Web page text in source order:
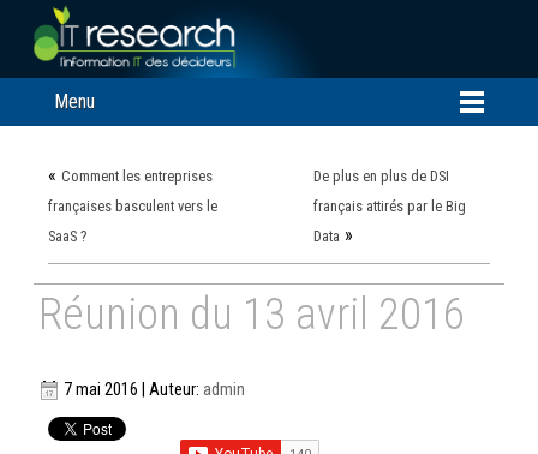
Menu
« Comment les entreprises
françaises basculent vers le
SaaS ?
De plus en plus de DSI
français attirés par le Big
Data »
Réunion du 13 avril 2016
7 mai 2016 | Auteur:admin